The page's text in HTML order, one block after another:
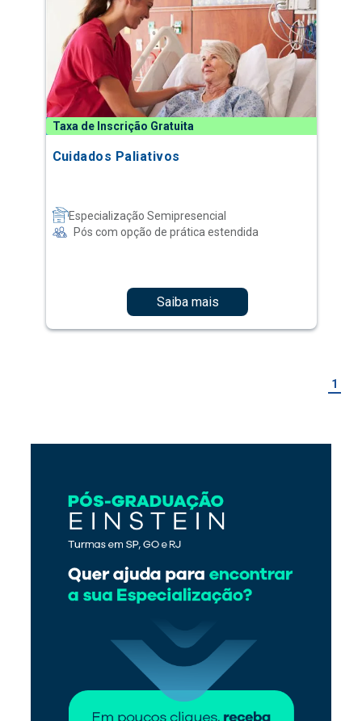
Taxa de Inscrição Gratuita
Cuidados Paliativos
Especialização Semipresencial
Pós com opção de prática estendida
Saiba mais
1